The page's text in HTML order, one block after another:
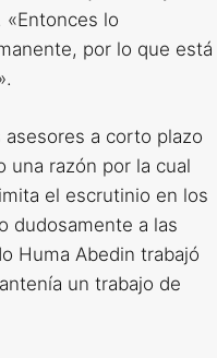
«Entonces lo
por lo que está
a corto plazo
una razón por la cual
el escrutinio en los
dudosamente a las
Huma Abedin trabajó
un trabajo de